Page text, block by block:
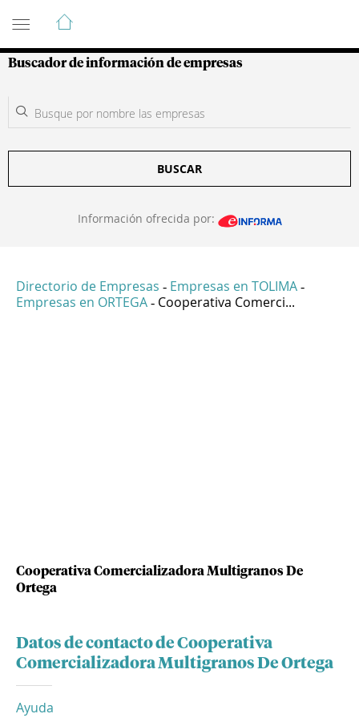
Guía de Empresas Colombianas
Buscador de información de empresas
BUSCAR
Información ofrecida por:
Directorio de Empresas - Empresas en TOLIMA -
Empresas en ORTEGA - Cooperativa Comerci...
Cooperativa Comercializadora Multigranos De
Ortega
Datos de contacto de Cooperativa
Comercializadora Multigranos De Ortega
Ayuda